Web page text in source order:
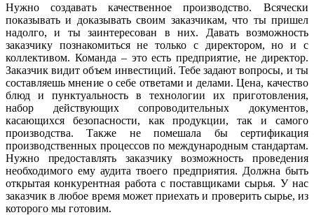
Нужно создавать качественное производство. Всячески
показывать и доказывать своим заказчикам, что ты пришел
надолго, и ты заинтересован в них. Давать возможность
заказчику познакомиться не только с директором, но и с
коллективом. Команда – это есть предприятие, не директор.
Заказчик видит объем инвестиций. Тебе задают вопросы, и ты
составляешь мнение о себе ответами и делами. Цена, качество
блюд и пунктуальность в технологии их приготовления,
набор действующих сопроводительных документов,
касающихся безопасности, как продукции, так и самого
производства. Также не помешала бы сертификация
производственных процессов по международным стандартам.
Нужно предоставлять заказчику возможность проведения
необходимого ему аудита твоего предприятия. Должна быть
открытая конкурентная работа с поставщиками сырья. У нас
заказчик в любое время может приехать и проверить сырье, из
которого мы готовим.